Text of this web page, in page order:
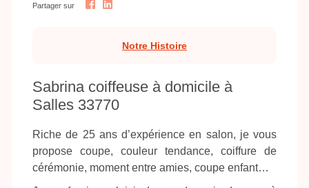
Partager sur
Notre Histoire
Sabrina coiffeuse à domicile à
Salles 33770
Riche de 25 ans d’expérience en salon, je vous
propose coupe, couleur tendance, coiffure de
cérémonie, moment entre amies, coupe enfant…